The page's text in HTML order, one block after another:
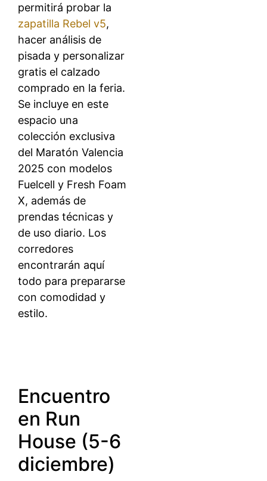
permitirá probar la
zapatilla Rebel v5,
hacer análisis de
pisada y personalizar
gratis el calzado
comprado en la feria.
Se incluye en este
espacio una
colección exclusiva
del Maratón Valencia
2025 con modelos
Fuelcell y Fresh Foam
X, además de
prendas técnicas y
de uso diario. Los
corredores
encontrarán aquí
todo para prepararse
con comodidad y
estilo.
Encuentro
en Run
House (5-6
diciembre)